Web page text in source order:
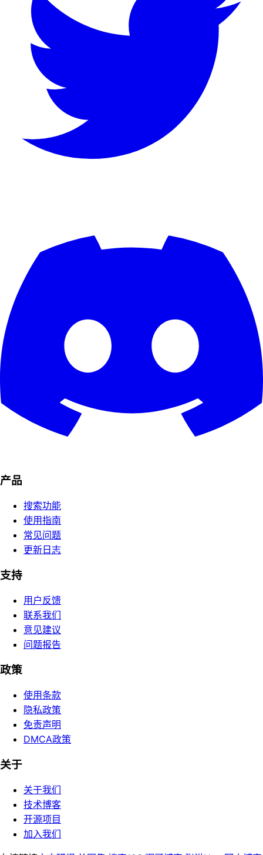
产品
搜索功能
使用指南
常见问题
更新日志
支持
用户反馈
联系我们
意见建议
问题报告
政策
使用条款
隐私政策
免责声明
DMCA政策
关于
关于我们
技术博客
开源项目
加入我们